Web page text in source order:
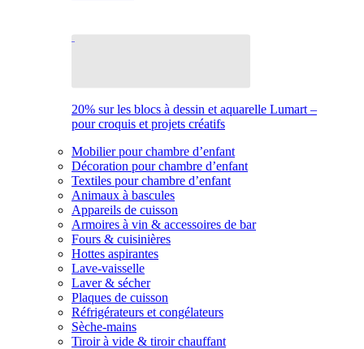
20% sur les blocs à dessin et aquarelle Lumart –
pour croquis et projets créatifs
Mobilier pour chambre d’enfant
Décoration pour chambre d’enfant
Textiles pour chambre d’enfant
Animaux à bascules
Appareils de cuisson
Armoires à vin & accessoires de bar
Fours & cuisinières
Hottes aspirantes
Lave-vaisselle
Laver & sécher
Plaques de cuisson
Réfrigérateurs et congélateurs
Sèche-mains
Tiroir à vide & tiroir chauffant